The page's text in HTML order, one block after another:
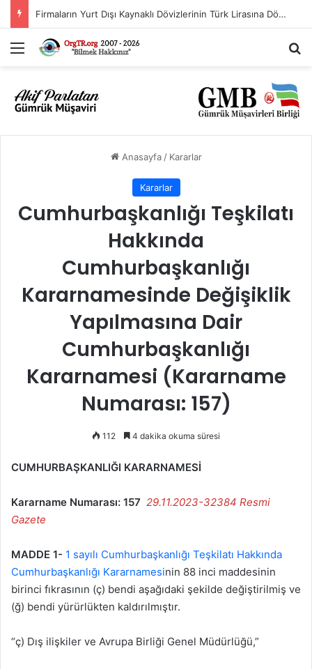
Firmaların Yurt Dışı Kaynaklı Dövizlerinin Türk Lirasına Dönüşümünün Desteklenmesi Hakkında Tebliğ (Sayı: 2023/5)’de Değişiklik Yapılmasına Dair Tebliğ (Sayı: 2026/11)
Menü
Anasayfa / Kararlar
Kararlar
Cumhurbaşkanlığı Teşkilatı
Hakkında
Cumhurbaşkanlığı
Kararnamesinde Değişiklik
Yapılmasına Dair
Cumhurbaşkanlığı
Kararnamesi (Kararname
Numarası: 157)
112 4 dakika okuma süresi
CUMHURBAŞKANLIĞI KARARNAMESİ
Kararname Numarası: 157 29.11.2023-32384 Resmi
Gazete
MADDE 1- 1 sayılı Cumhurbaşkanlığı Teşkilatı Hakkında
Cumhurbaşkanlığı Kararnamesinin 88 inci maddesinin
birinci fıkrasının (ç) bendi aşağıdaki şekilde değiştirilmiş ve
(ğ) bendi yürürlükten kaldırılmıştır.
“ç) Dış ilişkiler ve Avrupa Birliği Genel Müdürlüğü,”